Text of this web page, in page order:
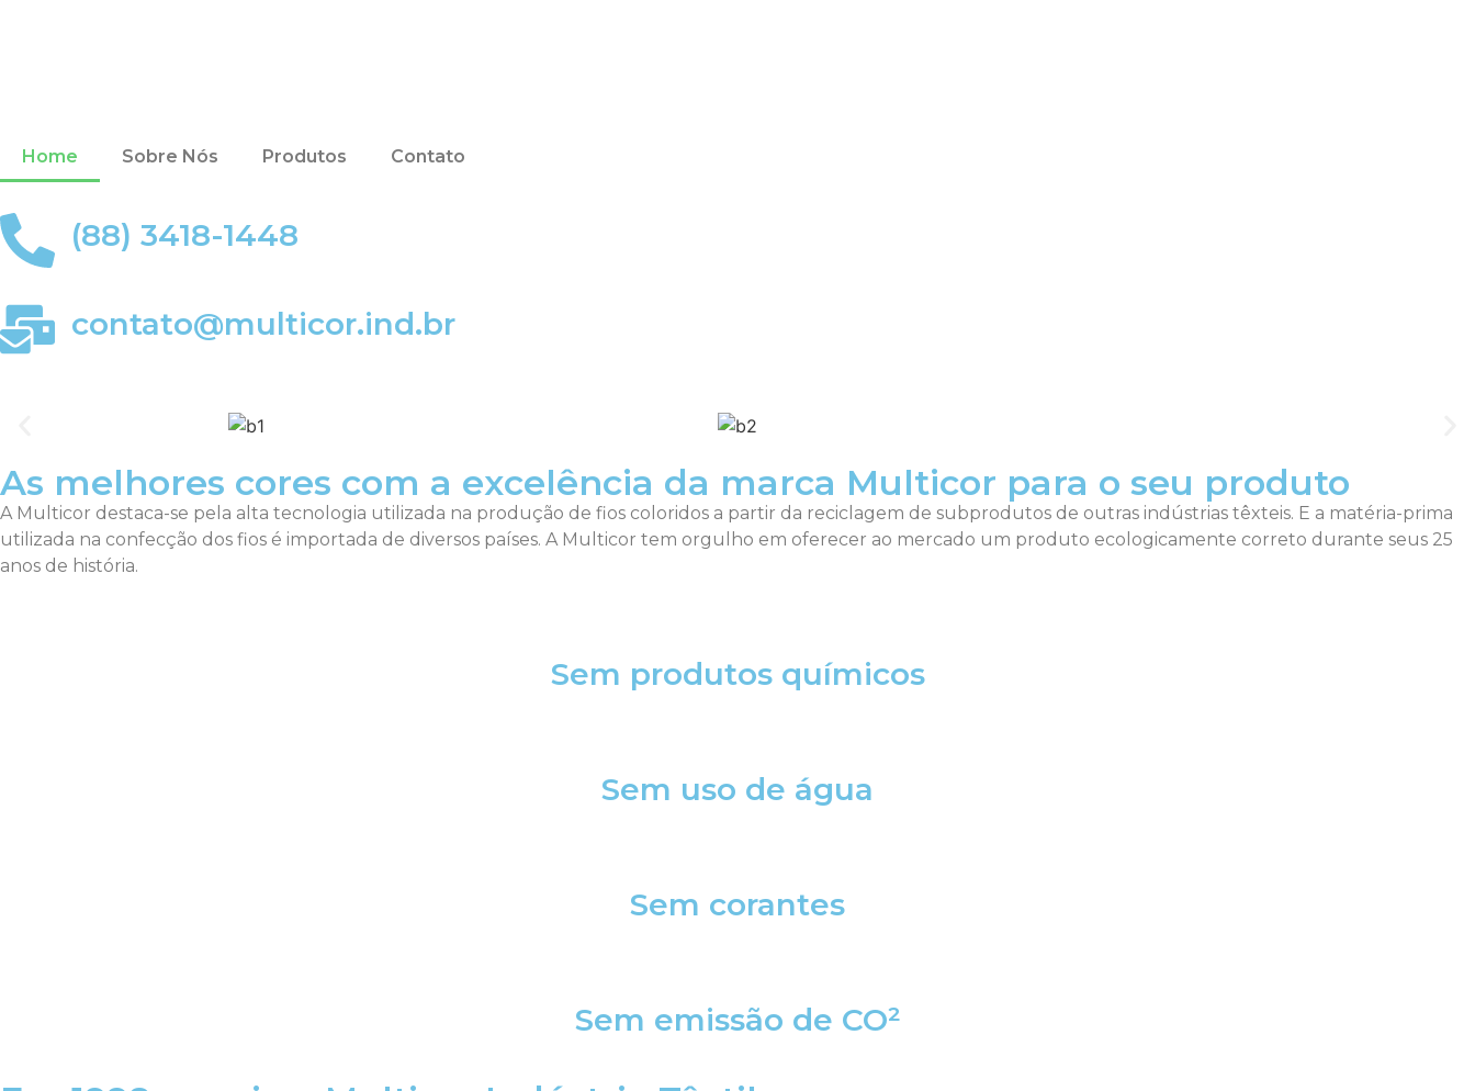
Home Sobre Nós Produtos Contato
(88) 3418-1448
contato@multicor.ind.br
As melhores cores com a excelência da marca Multicor para o seu produto
A Multicor destaca-se pela alta tecnologia utilizada na produção de fios coloridos a partir da reciclagem de subprodutos de outras indústrias têxteis. E a matéria-prima
utilizada na confecção dos fios é importada de diversos países. A Multicor tem orgulho em oferecer ao mercado um produto ecologicamente correto durante seus 25
anos de história.
Sem produtos químicos
Sem uso de água
Sem corantes
Sem emissão de CO²